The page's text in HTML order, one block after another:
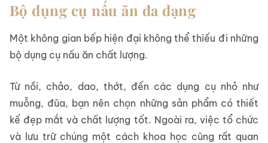
Bộ dụng cụ nấu ăn đa dạng
Một không gian bếp hiện đại không thể thiếu đi những
bộ dụng cụ nấu ăn chất lượng.
Từ nồi, chảo, dao, thớt, đến các dụng cụ nhỏ như
muỗng, đũa, bạn nên chọn những sản phẩm có thiết
kế đẹp mắt và chất lượng tốt. Ngoài ra, việc tổ chức
và lưu trữ chúng một cách khoa học cũng rất quan